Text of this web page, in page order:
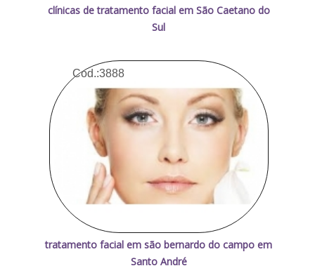
clínicas de tratamento facial em São Caetano do
Sul
Cod.:3888
tratamento facial em são bernardo do campo em
Santo André